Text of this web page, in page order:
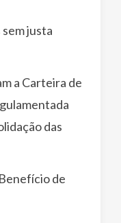
justa
a Carteira de
das
de